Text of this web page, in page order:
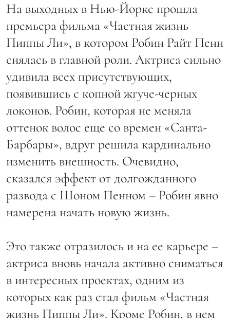
На выходных в Нью-Йорке прошла
премьера фильма «Частная жизнь
Пиппы Ли», в котором Робин Райт Пенн
снялась в главной роли. Актриса сильно
удивила всех присутствующих,
появившись с копной жгуче-черных
локонов. Робин, которая не меняла
оттенок волос еще со времен «Санта-
Барбары», вдруг решила кардинально
изменить внешность. Очевидно,
сказался эффект от долгожданного
развода с Шоном Пенном – Робин явно
намерена начать новую жизнь.
Это также отразилось и на ее карьере –
актриса вновь начала активно сниматься
в интересных проектах, одним из
которых как раз стал фильм «Частная
жизнь Пиппы Ли». Кроме Робин, в нем